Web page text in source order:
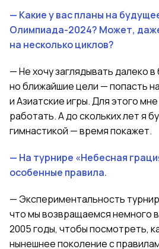
— Какие у вас планы на
Олимпиада-2024? Может,
на несколько циклов?
— Не хочу заглядывать далеко
но ближайшие цели — попасть
и Азиатские игры. Для этого
работать. А до скольких лет я
гимнастикой — время покажет.
— На турнире «Небесная
особенные правила.
— Экспериментальность
что мы возвращаемся немного
2005 годы, чтобы посмотреть,
нынешнее поколение с